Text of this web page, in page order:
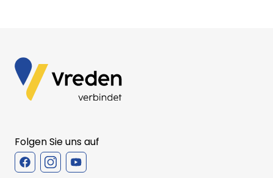
Folgen Sie uns auf